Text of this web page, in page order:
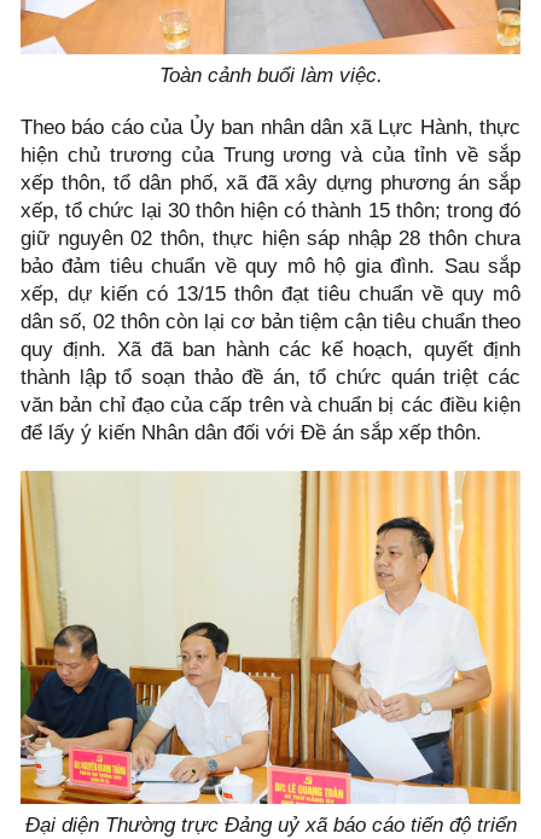
Toàn cảnh buổi làm việc.
Theo báo cáo của Ủy ban nhân dân xã Lực Hành, thực
hiện chủ trương của Trung ương và của tỉnh về sắp
xếp thôn, tổ dân phố, xã đã xây dựng phương án sắp
xếp, tổ chức lại 30 thôn hiện có thành 15 thôn; trong đó
giữ nguyên 02 thôn, thực hiện sáp nhập 28 thôn chưa
bảo đảm tiêu chuẩn về quy mô hộ gia đình. Sau sắp
xếp, dự kiến có 13/15 thôn đạt tiêu chuẩn về quy mô
dân số, 02 thôn còn lại cơ bản tiệm cận tiêu chuẩn theo
quy định. Xã đã ban hành các kế hoạch, quyết định
thành lập tổ soạn thảo đề án, tổ chức quán triệt các
văn bản chỉ đạo của cấp trên và chuẩn bị các điều kiện
để lấy ý kiến Nhân dân đối với Đề án sắp xếp thôn.
Đại diện Thường trực Đảng uỷ xã báo cáo tiến độ triển